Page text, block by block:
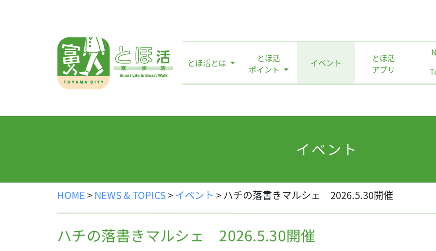
とほ活とは
とほ活
ポイント
イベント
とほ活
アプリ
イベント
HOME> NEWS & TOPICS> イベント >ハチの落書きマルシェ 2026.5.30開催
ハチの落書きマルシェ 2026.5.30開催